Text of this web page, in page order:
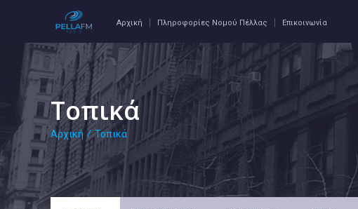
Αρχική Πληροφορίες Νομού Πέλλας Επικοινωνία
Τοπικά
Αρχική / Τοπικά